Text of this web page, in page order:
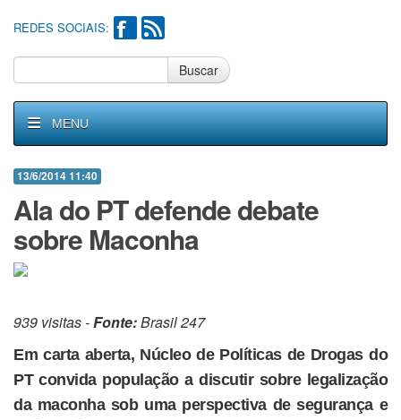
REDES SOCIAIS:
Buscar
MENU
13/6/2014 11:40
Ala do PT defende debate
sobre Maconha
939 visitas -Fonte:Brasil 247
Em carta aberta, Núcleo de Políticas de Drogas do
PT convida população a discutir sobre legalização
da maconha sob uma perspectiva de segurança e